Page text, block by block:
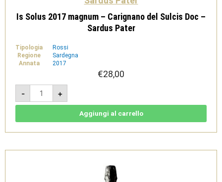
Is Solus 2017 magnum – Carignano del Sulcis Doc –
Sardus Pater
Tipologia
Rossi
Regione
Sardegna
Annata
2017
€28,00
-
Is
Solus
2017
magnum
Sulcis
Sardus
+
Aggiungi al carrello